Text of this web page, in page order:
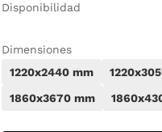
Disponibilidad
Dimensiones
1220x2440 mm
1860x3670 mm